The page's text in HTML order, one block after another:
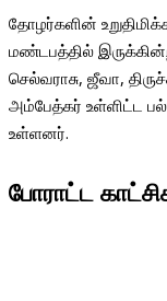
தோழர்களின்
மண்டபத்தில்
செல்வராசு, ஜீவா,
அம்பேத்கர் உள்ளிட்ட
உள்ளனர்.
போராட்ட